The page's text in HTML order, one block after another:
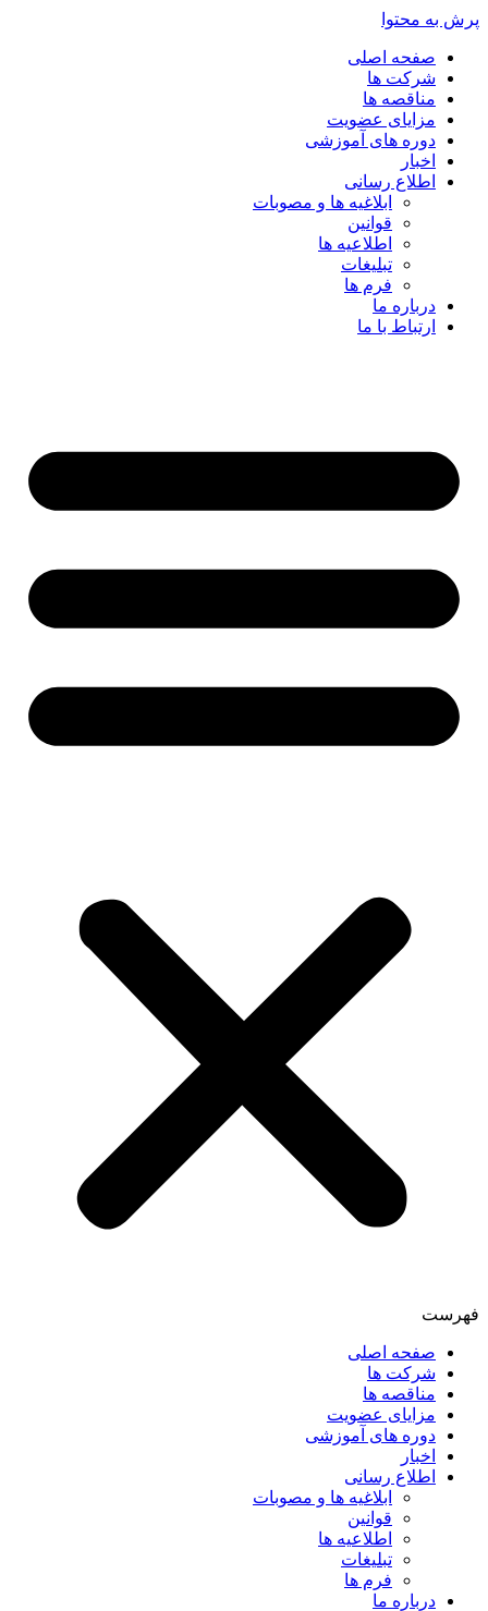
پرش به محتوا
صفحه اصلی
شرکت ها
مناقصه ها
مزایای عضویت
دوره های آموزشی
اخبار
اطلاع رسانی
ابلاغیه ها و مصوبات
قوانین
اطلاعیه ها
تبلیغات
فرم ها
درباره ما
ارتباط با ما
فهرست
صفحه اصلی
شرکت ها
مناقصه ها
مزایای عضویت
دوره های آموزشی
اخبار
اطلاع رسانی
ابلاغیه ها و مصوبات
قوانین
اطلاعیه ها
تبلیغات
فرم ها
درباره ما